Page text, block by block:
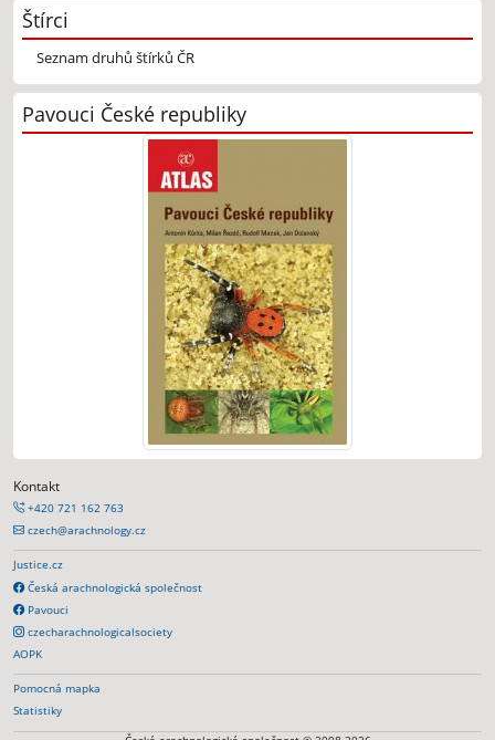
Štírci
Seznam druhů štírků ČR
Pavouci České republiky
Kontakt
+420 721 162 763
czech@arachnology.cz
Justice.cz
Česká arachnologická společnost
Pavouci
czecharachnologicalsociety
AOPK
Pomocná mapka
Statistiky